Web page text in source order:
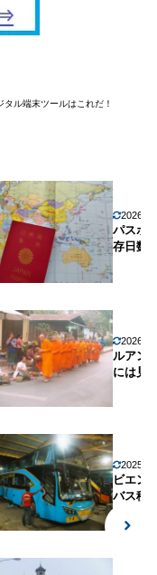
ル端末ツールはこれだ！
2026年
パスポ
存日数
2026年
ルアン
には見
2025年
ビエン
バス移